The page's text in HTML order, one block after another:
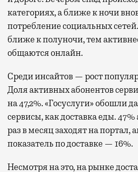
категориях, а ближе к ночи
потребление социальных
ближе к полуночи, тем
общаются онлайн.
Среди инсайтов — рост
Доля активных абонентов
на 47,2%. «Госуслуги» обошли
сервисы, как доставка еды.
раз в месяц заходят на портал,
показатель по доставке — 16%.
Несмотря на это, на рынке